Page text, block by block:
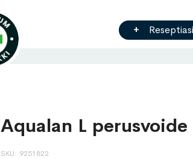
Aqualan L perusvoide
SKU 9251822